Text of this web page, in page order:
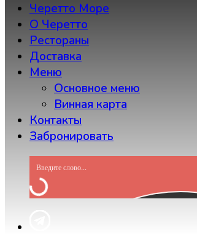
Черетто Море
О Черетто
Рестораны
Доставка
Меню
Основное меню
Винная карта
Контакты
Забронировать